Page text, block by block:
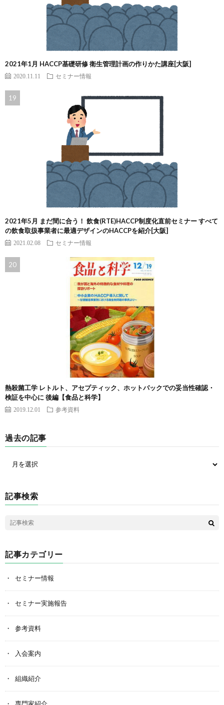
2021年1月 HACCP基礎研修 衛生管理計画の作りかた講座[大阪]
2020.11.11 セミナー情報
2021年5月 まだ間に合う！ 飲食(RTE)HACCP制度化直前セミナー すべて
の飲食取扱事業者に最適デザインのHACCPを紹介[大阪]
2021.02.08 セミナー情報
熱殺菌工学 レトルト、アセプティック、ホットパックでの妥当性確認・
検証を中心に 後編【食品と科学】
2019.12.01 参考資料
過去の記事
記事検索
記事カテゴリー
セミナー情報
セミナー実施報告
参考資料
入会案内
組織紹介
専門家紹介